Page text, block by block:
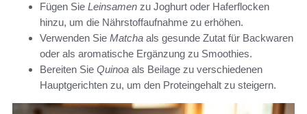
Fügen Sie Leinsamen zu Joghurt oder Haferflocken
hinzu, um die Nährstoffaufnahme zu erhöhen.
Verwenden Sie Matcha als gesunde Zutat für Backwaren
oder als aromatische Ergänzung zu Smoothies.
Bereiten Sie Quinoa als Beilage zu verschiedenen
Hauptgerichten zu, um den Proteingehalt zu steigern.